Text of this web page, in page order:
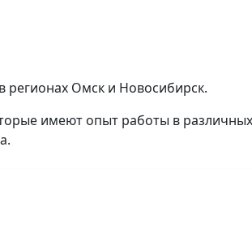
регионах Омск и Новосибирск.
имеют опыт работы в